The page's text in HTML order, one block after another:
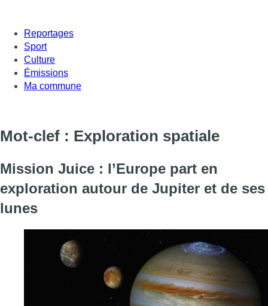
Reportages
Sport
Culture
Émissions
Ma commune
Mot-clef : Exploration spatiale
Mission Juice : l’Europe part en
exploration autour de Jupiter et de ses
lunes